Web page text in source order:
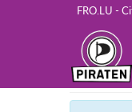
FRO.LU -